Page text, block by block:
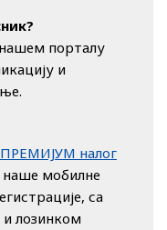
порталу
и
ПРЕМИЈУМ налог
мобилне
са
лозинком